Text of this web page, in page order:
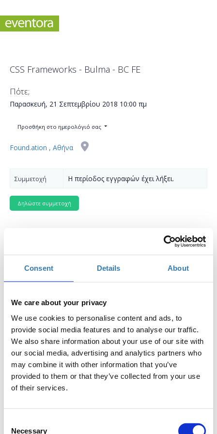
Consent Details About
We care about your privacy
We use cookies to personalise content and ads, to
provide social media features and to analyse our traffic.
We also share information about your use of our site with
our social media, advertising and analytics partners who
may combine it with other information that you’ve
provided to them or that they’ve collected from your use
of their services.
Necessary
CSS Frameworks - Bulma - BC FE
Πότε;
Παρασκευή, 21 Σεπτεμβρίου 2018 10:00 πμ
Προσθήκη στο ημερολόγιό σας
Found.ation , Αθήνα
Συμμετοχή Η περίοδος εγγραφών έχει λήξει.
Frameworks - Bootstrap - BC FE" που θα πραγματοποιηθεί
στις19/09(10:00-14:00).
εξοικείωση με HTML & CSS και την γραμμή εντολών (console)
και απευθύνεται σε άτομα ηλικίας 19- 35 ετών, με κάποια
εμπειρία στο web development που ενδιαφέρονται να
γνωρίσουν ένα framework το οποίο επιτρέπει την ταχύτατη
και εύκολη δημιουργία Web Interfaces και Web pages.
Σύντομη περιγραφή workshop:
ΤοBulma είναι ένα σύγχρονο framework, βασισμένο στο
FlexBox, το οποίο επιτρέπει την ταχύτατη δημιουργία Web
ελάχιστο χρόνο για τη γνωριμία και την εξοικείωση μαζί του.
Είναι ένα ταχύτατα αναπτυσσόμενο CSS framework, από τα
πλέον ανερχόμενα και δημοφιλή, το οποίο χαίρει ευρύτερης